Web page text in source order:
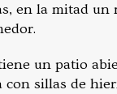
en la mitad un
un patio
con sillas de